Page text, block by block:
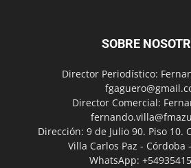
SOBRE
Director Periodístico:
Director Comercial:
Dirección: 9 de Julio 90. Piso 10.
Villa Carlos Paz - Córdoba
WhatsApp: